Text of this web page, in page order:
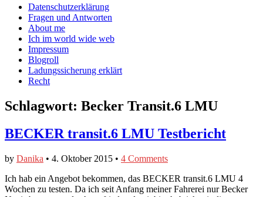
Facebook
anzeigen
Twitter
anzeigen
auf
Instagram
anzeigen
Main
menu
Skip
content
Datenschutzerklärung
Fragen und Antworten
About me
Ich im world wide web
Impressum
Blogroll
Ladungssicherung erklärt
Recht
Schlagwort: Becker Transit.6 LMU
BECKER transit.6 LMU Testbericht
by Danika • 4. Oktober 2015 • 4 Comments
Ich hab ein Angebot bekommen, das BECKER transit.6 LMU 4
Wochen zu testen. Da ich seit Anfang meiner Fahrerei nur Becker